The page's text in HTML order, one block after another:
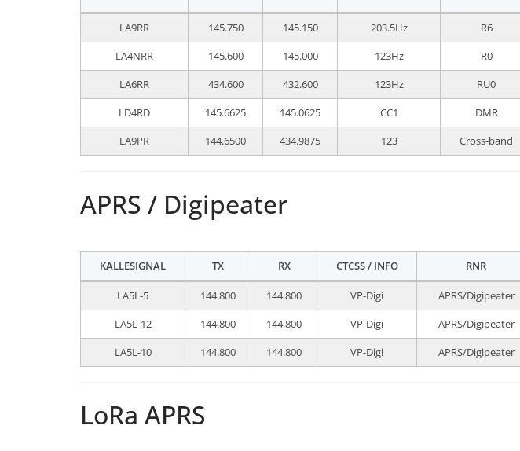
LA9RR 145.750 145.150 203.5Hz R6
LA4NRR
145.600 145.000 123Hz R0
LA6RR
434.600 432.600 123Hz RU0
LD4RD
145.6625 145.0625 CC1 DMR
LA9PR
144.6500 434.9875 123 Cross-band
APRS / Digipeater
KALLESIGNAL TX RX CTCSS / INFO RNR
LA5L-5 144.800 144.800 VP-Digi APRS/Digipeater
LA5L-12
144.800 144.800 VP-Digi APRS/Digipeater
LA5L-10
144.800 144.800 VP-Digi APRS/Digipeater
LoRa APRS